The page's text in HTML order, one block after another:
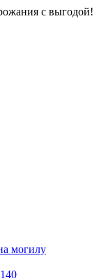
с выгодой!
могилу
140